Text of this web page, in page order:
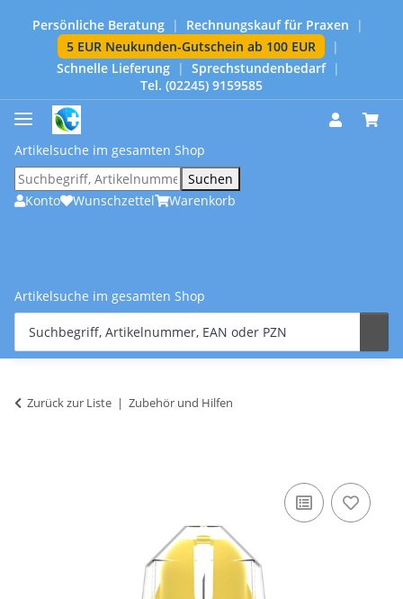
Persönliche Beratung | Rechnungskauf für Praxen
|
5 EUR Neukunden-Gutschein ab 100 EUR
|
Schnelle Lieferung
| Sprechstundenbedarf
|
Tel. (02245) 9159585
Artikelsuche im gesamten Shop
Suchen
Konto
Wunschzettel Warenkorb
Artikelsuche im gesamten Shop
Zurück zur Liste Zubehör und Hilfen